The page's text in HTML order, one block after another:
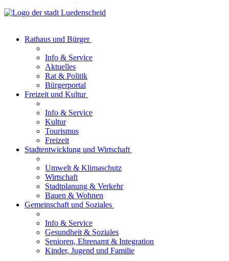
Rathaus und Bürger
Info & Service
Aktuelles
Rat & Politik
Bürgerportal
Freizeit und Kultur
Info & Service
Kultur
Tourismus
Freizeit
Stadtentwicklung und Wirtschaft
Umwelt & Klimaschutz
Wirtschaft
Stadtplanung & Verkehr
Bauen & Wohnen
Gemeinschaft und Soziales
Info & Service
Gesundheit & Soziales
Senioren, Ehrenamt & Integration
Kinder, Jugend und Familie